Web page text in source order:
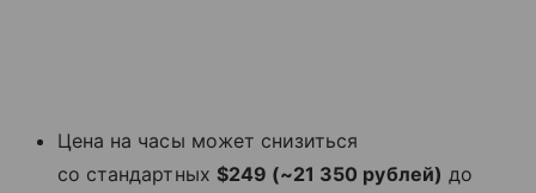
Цена на часы может снизиться
со стандартных $249 (~21 350 рублей) до